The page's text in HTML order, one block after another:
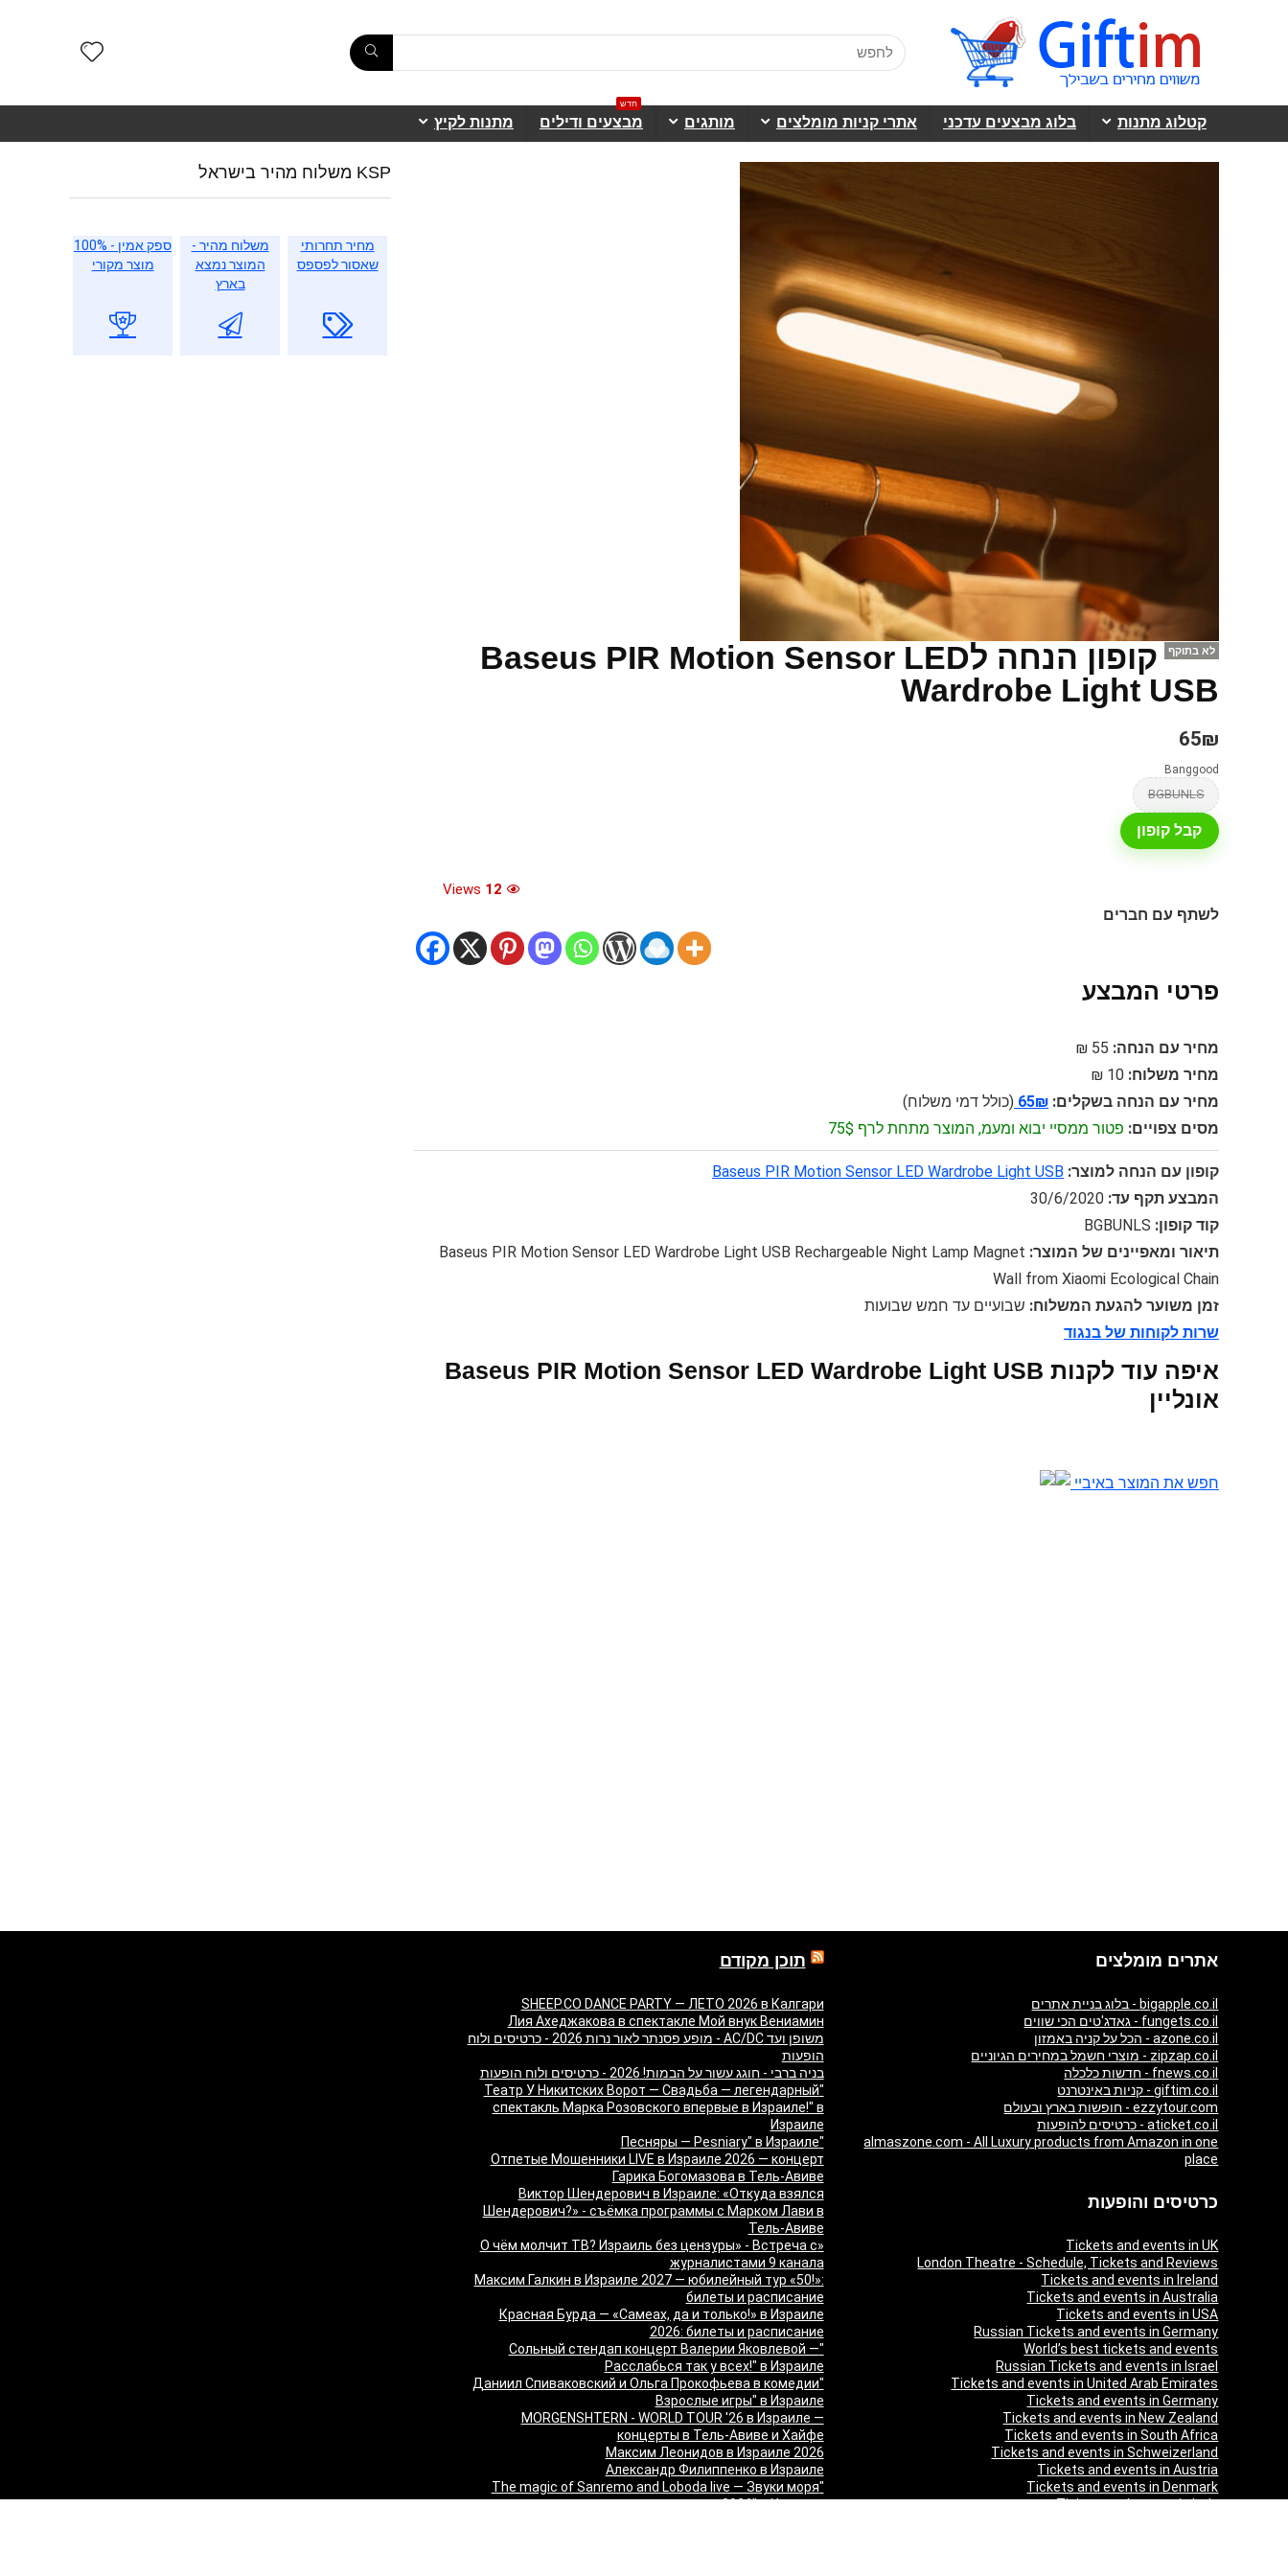
קטלוג מתנות בלוג מבצעים עדכני אתרי קניות מומלצים מותגים מבצעים ודילים
חדש
מתנות לקיץ
לא בתוקף
קופון הנחה לBaseus PIR Motion Sensor LED
Wardrobe Light USB
65₪
Banggood
BGBUNLS
קבל קופון
12
לשתף עם חברים
פרטי המבצע
מחיר עם הנחה: 55 ₪
מחיר משלוח: 10 ₪
מחיר עם הנחה בשקלים: 65₪ (כולל דמי משלוח)
מסים צפויים: פטור ממסיי יבוא ומעמ, המוצר מתחת לרף 75$
קופון עם הנחה למוצר: Baseus PIR Motion Sensor LED Wardrobe Light USB
המבצע תקף עד: 30/6/2020
קוד קופון: BGBUNLS
תיאור ומאפיינים של המוצר: Baseus PIR Motion Sensor LED Wardrobe Light USB Rechargeable Night Lamp Magnet
Wall from Xiaomi Ecological Chain
זמן משוער להגעת המשלוח: שבועיים עד חמש שבועות
שרות לקוחות של בנגוד
איפה עוד לקנות Baseus PIR Motion Sensor LED Wardrobe Light USB
אונליין
חפש את המוצר באיביי
KSP משלוח מהיר בישראל
מחיר תחרותי
שאסור לפספס
משלוח מהיר -
המוצר נמצא
בארץ
ספק אמין - 100%
מוצר מקורי
אתרים מומלצים
bigapple.co.il - בלוג בניית אתרים
fungets.co.il - גאדג'טים הכי שווים
azone.co.il - הכל על קניה באמזון
zipzap.co.il - מוצרי חשמל במחירים הגיוניים
fnews.co.il - חדשות כלכלה
giftim.co.il - קניות באינטרנט
ezzytour.com - חופשות בארץ ובעולם
aticket.co.il - כרטיסים להופעות
almaszone.com - All Luxury products from Amazon in one
place
כרטיסים והופעות
Tickets and events in UK
London Theatre - Schedule, Tickets and Reviews
Tickets and events in Ireland
Tickets and events in Australia
Tickets and events in USA
Russian Tickets and events in Germany
World’s best tickets and events
Russian Tickets and events in Israel
Tickets and events in United Arab Emirates
Tickets and events in Germany
Tickets and events in New Zealand
Tickets and events in South Africa
Tickets and events in Schweizerland
Tickets and events in Austria
Tickets and events in Denmark
Tickets and events in Italy
תוכן מקודם
SHEEP.CO DANCE PARTY — ЛЕТО 2026 в Калгари
Лия Ахеджакова в спектакле Мой внук Вениамин
משופן ועד AC/DC - מופע פסנתר לאור נרות 2026 - כרטיסים ולוח
הופעות
בניה ברבי - חוגג עשור על הבמות! 2026 - כרטיסים ולוח הופעות
"Театр У Никитских Ворот — Свадьба — легендарный
спектакль Марка Розовского впервые в Израиле!" в
Израиле
"Песняры — Pesniary" в Израиле
Отпетые Мошенники LIVE в Израиле 2026 — концерт
Гарика Богомазова в Тель-Авиве
Виктор Шендерович в Израиле: «Откуда взялся
Шендерович?» - съёмка программы с Марком Лави в
Тель-Авиве
«О чём молчит ТВ? Израиль без цензуры» - Встреча с
журналистами 9 канала
Максим Галкин в Израиле 2027 — юбилейный тур «50!»:
билеты и расписание
Красная Бурда — «Самеах, да и только!» в Израиле
2026: билеты и расписание
"Сольный стендап концерт Валерии Яковлевой —
Расслабься так у всех!" в Израиле
"Даниил Спиваковский и Ольга Прокофьева в комедии
Взрослые игры" в Израиле
MORGENSHTERN - WORLD TOUR '26 в Израиле —
концерты в Тель-Авиве и Хайфе
Максим Леонидов в Израиле 2026
Александр Филиппенко в Израиле
"The magic of Sanremo and Loboda live — Звуки моря
2026" в Израиле